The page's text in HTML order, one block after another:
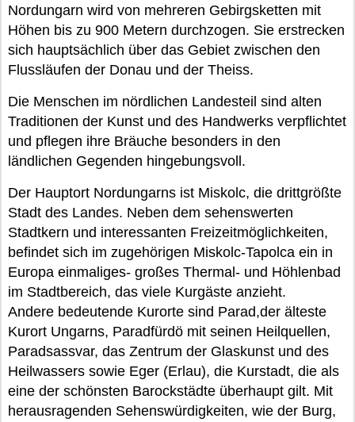
Nordungarn wird von mehreren Gebirgsketten mit
Höhen bis zu 900 Metern durchzogen. Sie erstrecken
sich hauptsächlich über das Gebiet zwischen den
Flussläufen der Donau und der Theiss.
Die Menschen im nördlichen Landesteil sind alten
Traditionen der Kunst und des Handwerks verpflichtet
und pflegen ihre Bräuche besonders in den
ländlichen Gegenden hingebungsvoll.
Der Hauptort Nordungarns ist Miskolc, die drittgrößte
Stadt des Landes. Neben dem sehenswerten
Stadtkern und interessanten Freizeitmöglichkeiten,
befindet sich im zugehörigen Miskolc-Tapolca ein in
Europa einmaliges- großes Thermal- und Höhlenbad
im Stadtbereich, das viele Kurgäste anzieht.
Andere bedeutende Kurorte sind Parad,der älteste
Kurort Ungarns, Paradfürdö mit seinen Heilquellen,
Paradsassvar, das Zentrum der Glaskunst und des
Heilwassers sowie Eger (Erlau), die Kurstadt, die als
eine der schönsten Barockstädte überhaupt gilt. Mit
herausragenden Sehenswürdigkeiten, wie der Burg,